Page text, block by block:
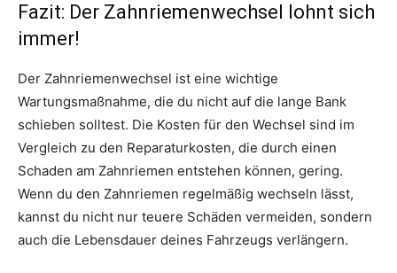
Fazit: Der Zahnriemenwechsel lohnt sich
immer!
Der Zahnriemenwechsel ist eine wichtige
Wartungsmaßnahme, die du nicht auf die lange Bank
schieben solltest. Die Kosten für den Wechsel sind im
Vergleich zu den Reparaturkosten, die durch einen
Schaden am Zahnriemen entstehen können, gering.
Wenn du den Zahnriemen regelmäßig wechseln lässt,
kannst du nicht nur teuere Schäden vermeiden, sondern
auch die Lebensdauer deines Fahrzeugs verlängern.